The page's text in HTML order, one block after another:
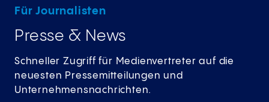
Für Journalisten
Presse & News
Schneller Zugriff für Medienvertreter auf die
neuesten Pressemitteilungen und
Unternehmensnachrichten.